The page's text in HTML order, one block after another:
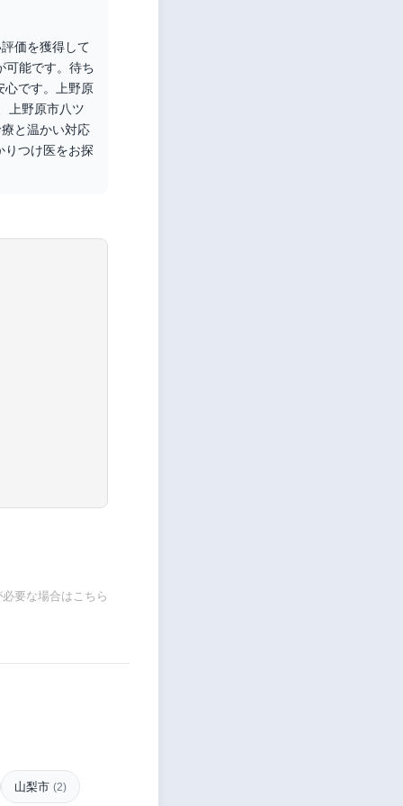
価を獲得して
可能です。待ち
心です。上野原
上野原市八ツ
と温かい対応
りつけ医をお探
要な場合はこちら
山梨市 (2)